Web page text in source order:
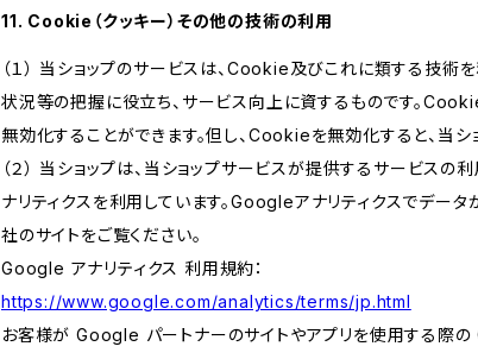
11. Cookie（クッキー）その他の技術の利用
（１） 当ショップのサービスは、Cookie及びこれに類する技術
状況等の把握に役立ち、サービス向上に資するものです。
無効化することができます。但し、Cookieを無効化すると、当
（２） 当ショップは、当ショップサービスが提供するサービ
ナリティクスを利用しています。Googleアナリティクスでデー
社のサイトをご覧ください。
Google アナリティクス 利用規約：
https://www.google.com/analytics/terms/jp.html
お客様が Google パートナーのサイトやアプリを使用する際の